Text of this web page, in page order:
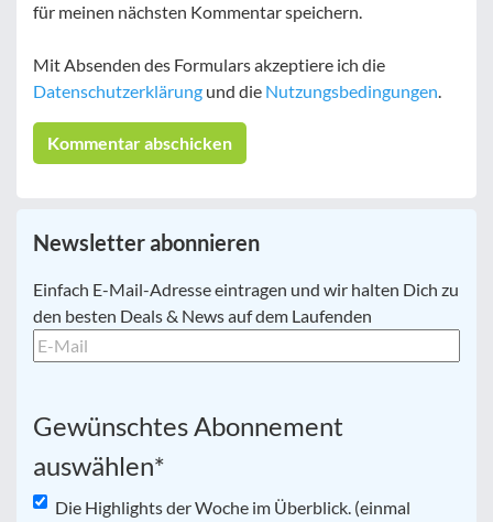
für meinen nächsten Kommentar speichern.
Mit Absenden des Formulars akzeptiere ich die
Datenschutzerklärung und die Nutzungsbedingungen.
Newsletter abonnieren
E-
Mail *
Einfach E-Mail-Adresse eintragen und wir halten Dich zu
den besten Deals & News auf dem Laufenden
Gewünschtes Abonnement
auswählen*
Die Highlights der Woche im Überblick. (einmal